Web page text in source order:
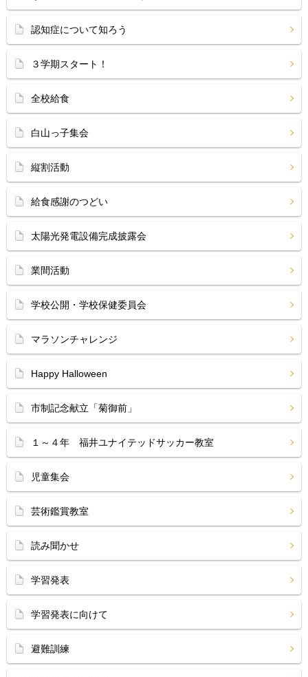
認知症について知ろう
３学期スタート！
全校給食
白山っ子集会
縦割活動
給食感謝のつどい
太陽光発電設備完成披露会
業間活動
学校公開・学校保健委員会
マラソンチャレンジ
Happy Halloween
市制記念献立「菊御前」
１～４年 福井ユナイテッドサッカー教室
児童集会
芸術鑑賞教室
読み聞かせ
学習発表
学習発表に向けて
避難訓練